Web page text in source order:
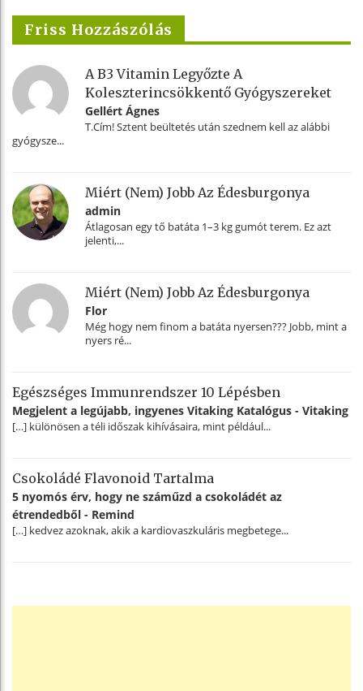
Friss Hozzászólás
A B3 Vitamin Legyőzte A
Koleszterincsökkentő Gyógyszereket
Gellért Ágnes
T.Cím! Sztent beültetés után szednem kell az alábbi
gyógysze...
Miért (nem) Jobb Az Édesburgonya
admin
Átlagosan egy tő batáta 1–3 kg gumót terem. Ez azt
jelenti,...
Miért (nem) Jobb Az Édesburgonya
Flor
Még hogy nem finom a batáta nyersen??? Jobb, mint a
nyers ré...
Egészséges Immunrendszer 10 Lépésben
Megjelent a legújabb, ingyenes Vitaking Katalógus - Vitaking
[…] különösen a téli időszak kihívásaira, mint például...
Csokoládé Flavonoid Tartalma
5 nyomós érv, hogy ne száműzd a csokoládét az
étrendedből - Remind
[…] kedvez azoknak, akik a kardiovaszkuláris megbetege...